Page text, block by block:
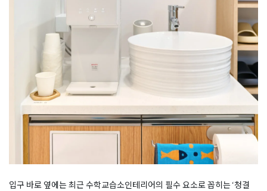
입구 바로 옆에는 최근 수학교습소인테리어의 필수 요소로 꼽히는 ‘청결